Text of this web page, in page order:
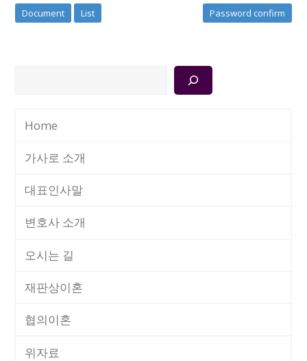
Document List Password confirm
Home
가사로 소개
대표인사말
변호사 소개
오시는 길
재판상이혼
협의이혼
위자료